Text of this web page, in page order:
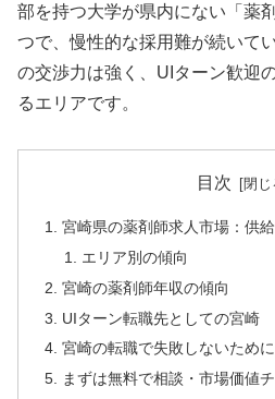
部を持つ大学が県内にない「薬
つで、慢性的な採用難が続いて
の交渉力は強く、UIターン歓迎
るエリアです。
目次
宮崎県の薬剤師求人市場：供
エリア別の傾向
宮崎の薬剤師年収の傾向
UIターン転職先としての宮崎
宮崎の転職で失敗しないために
まずは無料で相談・市場価値